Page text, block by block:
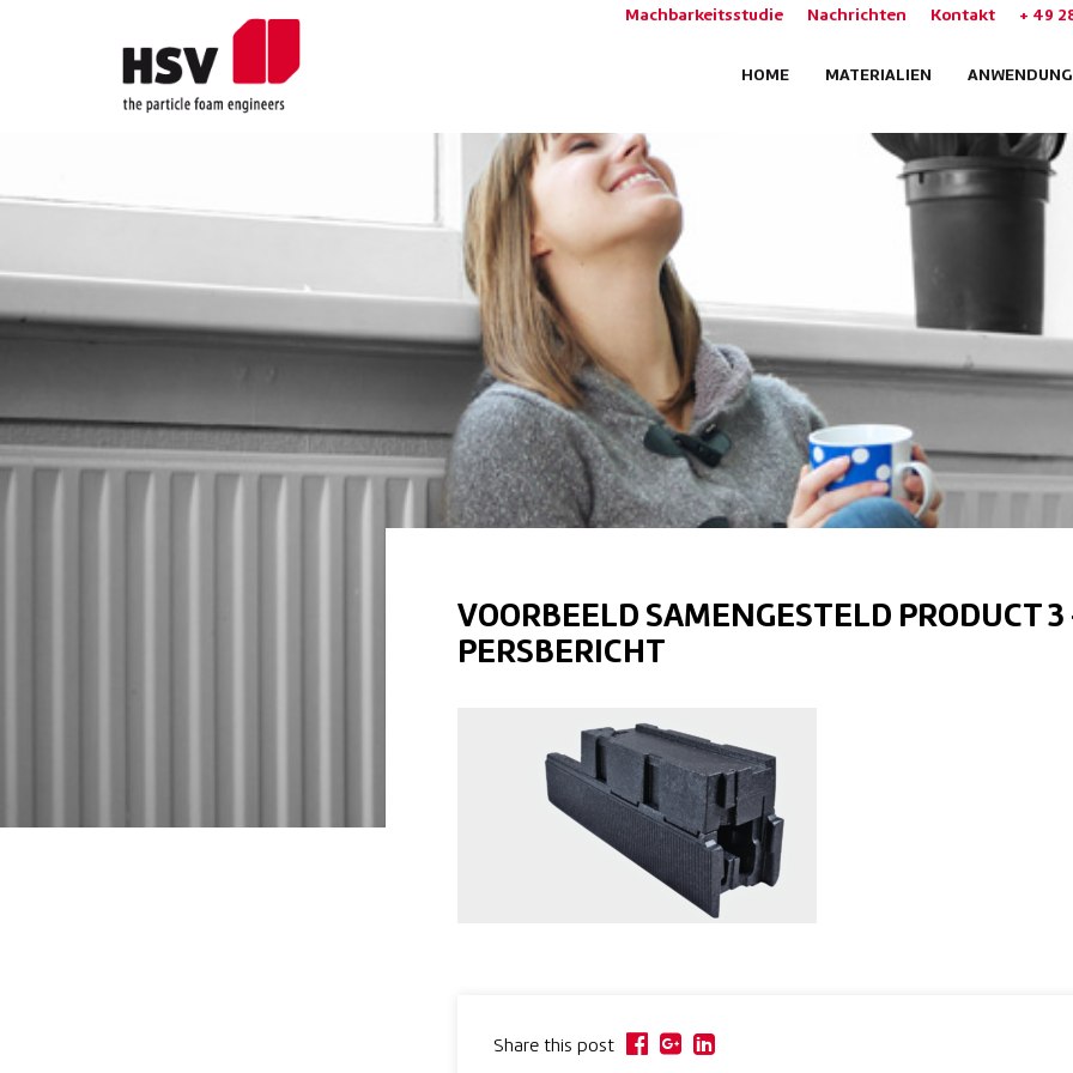
Machbarkeitsstudie Nachrichten Kontakt + 49
HOME MATERIALIEN
VOORBEELD SAMENGESTELD PRODUCT 3
PERSBERICHT
Share this post